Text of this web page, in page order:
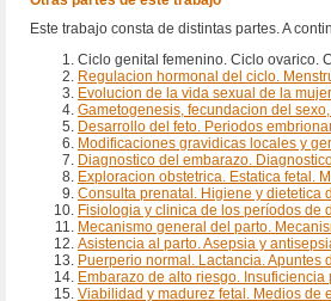
Este trabajo consta de distintas partes. A
Ciclo genital femenino. Ciclo ovarico.
Regulacion hormonal del ciclo.
Evolucion de la vida sexual de la
Gametogenesis, fecundacion del
Desarrollo del feto. Periodos
Modificaciones gravidicas locales y
Diagnostico del embarazo.
Exploracion obstetrica. Estatica fetal.
Consulta prenatal. Higiene y dietetica
Fisiologia y clinica de los períodos de
Mecanismo general del parto.
Asistencia al parto. Asepsia y
Puerperio normal. Lactancia.
Embarazo de alto riesgo.
Viabilidad y madurez fetal. Medios de